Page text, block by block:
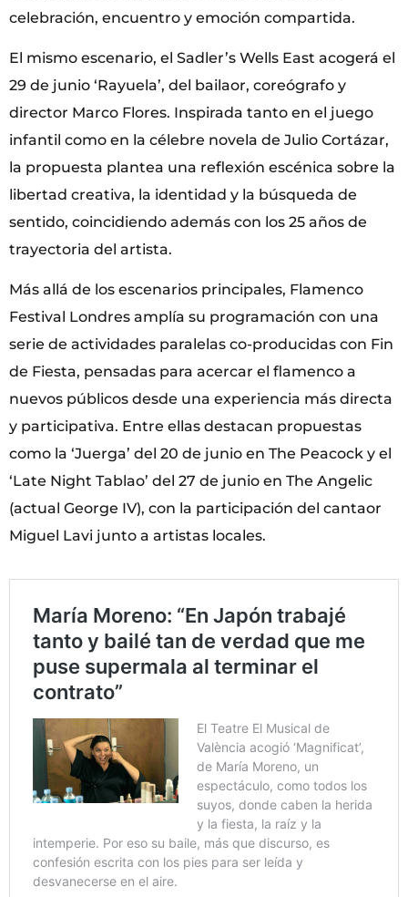
celebración, encuentro y emoción compartida.
El mismo escenario, el Sadler’s Wells East acogerá el
29 de junio ‘Rayuela’, del bailaor, coreógrafo y
director Marco Flores. Inspirada tanto en el juego
infantil como en la célebre novela de Julio Cortázar,
la propuesta plantea una reflexión escénica sobre la
libertad creativa, la identidad y la búsqueda de
sentido, coincidiendo además con los 25 años de
trayectoria del artista.
Más allá de los escenarios principales, Flamenco
Festival Londres amplía su programación con una
serie de actividades paralelas co-producidas con Fin
de Fiesta, pensadas para acercar el flamenco a
nuevos públicos desde una experiencia más directa
y participativa. Entre ellas destacan propuestas
como la ‘Juerga’ del 20 de junio en The Peacock y el
‘Late Night Tablao’ del 27 de junio en The Angelic
(actual George IV), con la participación del cantaor
Miguel Lavi junto a artistas locales.